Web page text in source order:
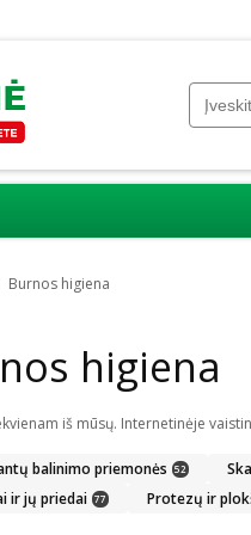
Burnos higiena
higiena
balinimo priemonės 52
ir jų priedai 77 Protezų ir